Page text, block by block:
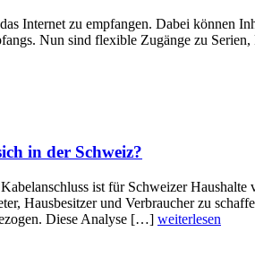
Internet zu empfangen. Dabei können
Nun sind flexible Zugänge zu
in der Schweiz?
ist für Schweizer
Hausbesitzer und Verbraucher zu
Diese Analyse […] weiterlesen